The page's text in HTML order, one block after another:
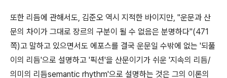
또한 리듬에 관해서도, 김준오 역시 지적한 바이지만, "운문과 산
문의 차이가 그대로 장르의 구분이 될 수 없음은 분명하다"(471
쪽)고 말하고 있으면서도 에포스를 결국 운문일 수밖에 없는 '되풀
이의 리듬'으로 설명하고 '픽션'을 산문이기가 쉬운 '지속의 리듬/
의미의 리듬semantic rhythm'으로 설명하는 것은 그의 이론의